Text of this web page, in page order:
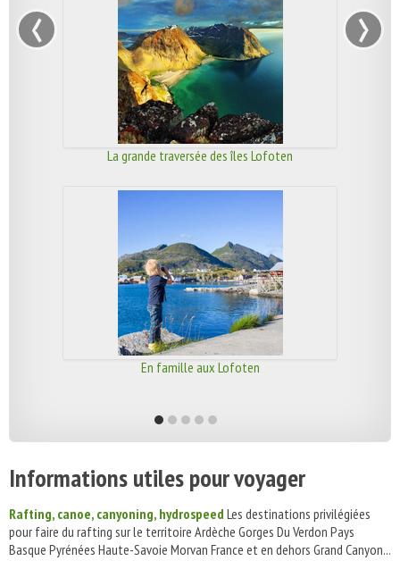
La grande traversée des îles Lofoten
En famille aux Lofoten
‹ ›
Informations utiles pour voyager
Rafting, canoe, canyoning, hydrospeed Les destinations privilégiées
pour faire du rafting sur le territoire Ardèche Gorges Du Verdon Pays
Basque Pyrénées Haute-Savoie Morvan France et en dehors Grand Canyon...